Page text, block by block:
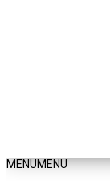
MENUMENU